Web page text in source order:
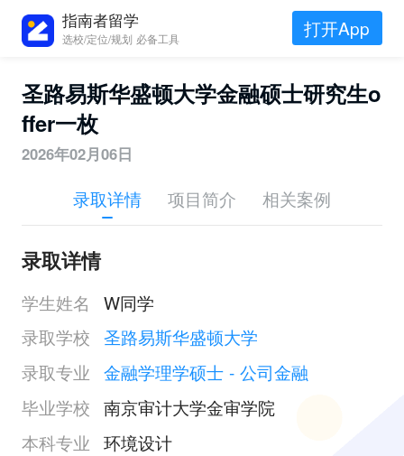
指南者留学
选校/定位/规划 必备工具 打开App
圣路易斯华盛顿大学金融硕士研究生o
ffer一枚
2026年02月06日
录取详情 项目简介 相关案例
录取详情
学生姓名
W同学
录取学校 圣路易斯华盛顿大学
录取专业 金融学理学硕士 - 公司金融
毕业学校 南京审计大学金审学院
本科专业 环境设计